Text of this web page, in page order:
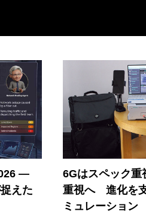
―
えた
6Gはスペック重
重視へ 進化を
ミュレーション